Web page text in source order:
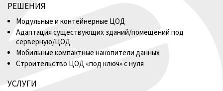
РЕШЕНИЯ
Модульные и контейнерные ЦОД
Адаптация существующих зданий/помещений под
серверную/ЦОД
Мобильные компактные накопители данных
Строительство ЦОД «под ключ» с нуля
УСЛУГИ